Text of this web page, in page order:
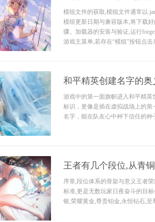
模组文件的获取,模组文件通常以
模组更新日期与兼容版本,将下载
骤。加载器的安装与验证,运行
游戏主菜单,若存在“模组”按钮点
和平精英创建名字的
游戏中的第一面旗帜进入和平精
标识，更像是插在虚拟战场上的
名字，能在队友心中种下信任的
王者有几个段位,从青
序章,段位体系的骨架与意义王者
标准,更是无数玩家日夜奋斗的目
银,荣耀黄金,尊贵铂金,永恒钻石,